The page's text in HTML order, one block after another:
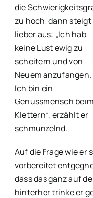
die
zu hoch, dann steigt
lieber aus: „Ich hab
keine Lust ewig zu
scheitern und von
Neuem anzufangen.
Ich bin ein
Genussmensch beim
Klettern“, erzählt er
schmunzelnd.
Auf die Frage wie er
vorbereitet
dass das ganz auf
hinterher trinke er